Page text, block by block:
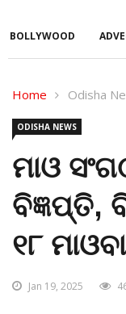
BOLLYWOOD
Home Odisha
ODISHA NEWS
ମାଓ
ବିଜ୍ଞପ୍ତି,
୧୮
Jan 19, 2025